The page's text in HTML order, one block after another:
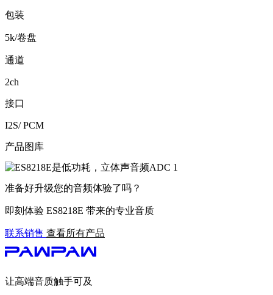
包装
5k/卷盘
通道
2ch
接口
I2S/ PCM
产品图库
准备好升级您的音频体验了吗？
即刻体验 ES8218E 带来的专业音质
联系销售 查看所有产品
让高端音质触手可及